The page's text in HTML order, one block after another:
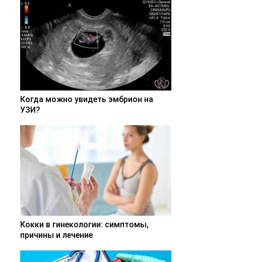
Когда можно увидеть эмбрион на
УЗИ?
Кокки в гинекологии: симптомы,
причины и лечение